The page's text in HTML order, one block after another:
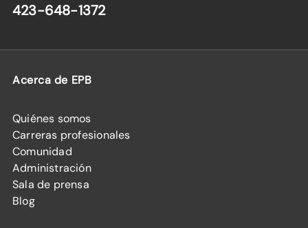
423-648-1372
Acerca de EPB
Quiénes somos
Carreras profesionales
Comunidad
Administración
Sala de prensa
Blog